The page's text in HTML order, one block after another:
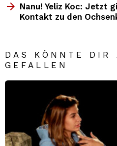
Nanu! Yeliz Koc: Jetzt
Kontakt zu den
DAS KÖNNTE DIR
GEFALLEN